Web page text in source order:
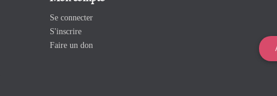
Se connecter
S'inscrire
Faire un don